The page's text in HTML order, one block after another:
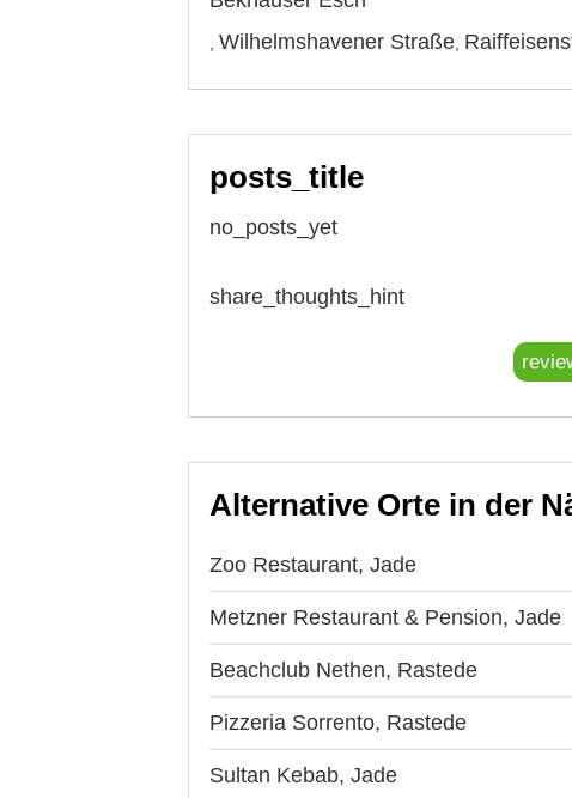
Wilhelmshavener Straße
posts_title
no_posts_yet
share_thoughts_hint
Alternative Orte in der
Zoo Restaurant, Jade
Metzner Restaurant & Pension, Jade
Beachclub Nethen, Rastede
Pizzeria Sorrento, Rastede
Sultan Kebab, Jade